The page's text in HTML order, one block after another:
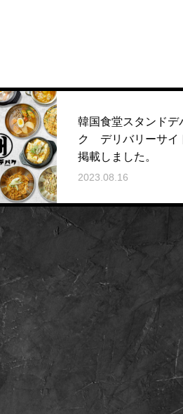
韓国食堂スタンドデバ
ク デリバリーサイトに
掲載しました。
2023.08.16